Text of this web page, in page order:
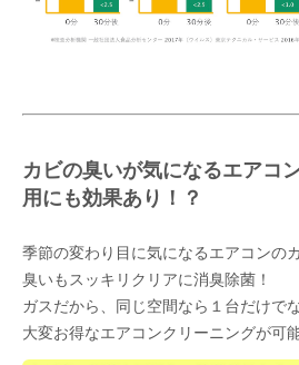
カビの臭いが気になるエアコ
用にも効果あり！？
季節の変わり目に気になるエアコンの
臭いもスッキリクリアに消臭除菌！
ガスだから、同じ空間なら１台だけで
大変お得なエアコンクリーニングが可